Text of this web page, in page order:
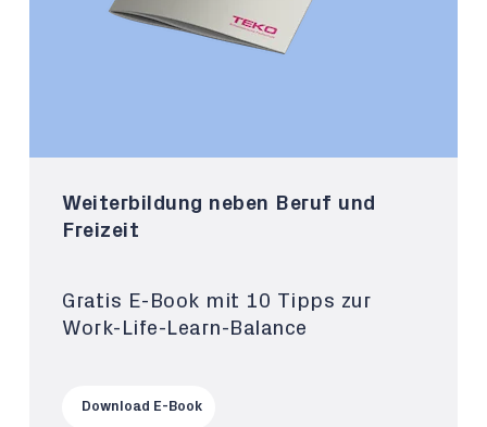
Weiterbildung neben Beruf und
Freizeit
Gratis E-Book mit 10 Tipps zur
Work-Life-Learn-Balance
Download E-Book